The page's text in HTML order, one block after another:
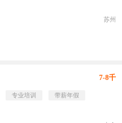
苏州
7-8千
专业培训
带薪年假